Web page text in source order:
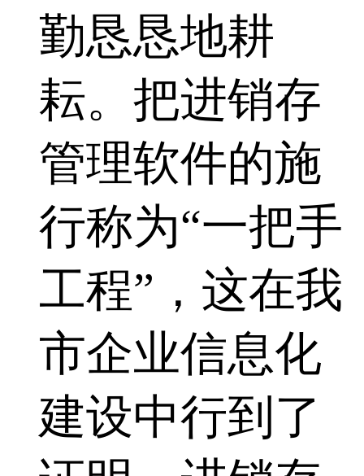
勤恳恳地耕
耘。把进销存
管理软件的施
行称为“一把手
工程”，这在我
市企业信息化
建设中行到了